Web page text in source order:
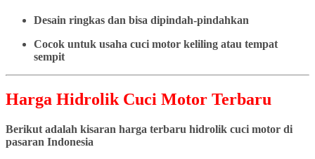
Desain ringkas dan bisa dipindah-pindahkan
Cocok untuk usaha cuci motor keliling atau tempat
sempit
Harga Hidrolik Cuci Motor Terbaru
Berikut adalah kisaran harga terbaru hidrolik cuci motor di
pasaran Indonesia